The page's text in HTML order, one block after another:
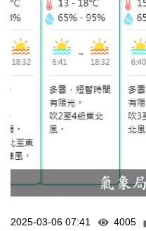
2025-03-06 07:41 4005